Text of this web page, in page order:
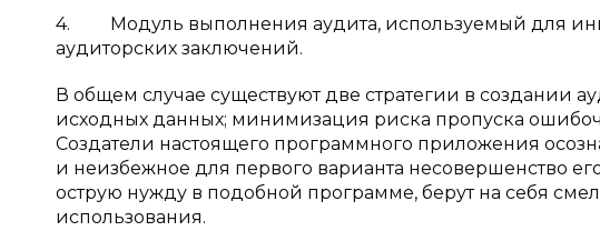
4. Модуль выполнения аудита, используемый для
аудиторских заключений.
В общем случае существуют две стратегии в создании
исходных данных; минимизация риска пропуска
Создатели настоящего программного приложения
и неизбежное для первого варианта несовершенство
острую нужду в подобной программе, берут на себя
использования.